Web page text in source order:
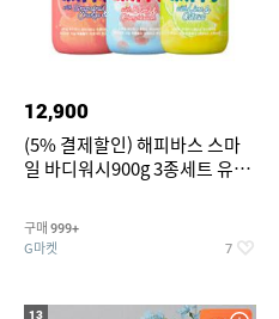
12,900
(5% 결제할인) 해피바스 스마
일 바디워시900g 3종세트 유
구매 999+
G마켓 7
13